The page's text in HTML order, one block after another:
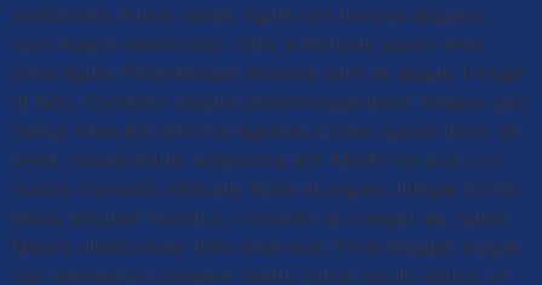
sollicitudin. Fusce varius, ligula non tempus aliquam,
nunc turpis ullamcorper nibh, in tempus sapien eros
vitae ligula. Pellentesque rhoncus nunc et augue. Integer
id felis. Curabitur aliquet pellentesque diam. Integer quis
metus vitae elit lobortis egestas. Lorem ipsum dolor sit
amet, consectetuer adipiscing elit. Morbi vel erat non
mauris convallis vehicula. Nulla et sapien. Integer tortor
tellus, aliquam faucibus, convallis id, congue eu, quam.
Mauris ullamcorper felis vitae erat. Proin feugiat, augue
non elementum posuere, metus purus iaculis lectus, et